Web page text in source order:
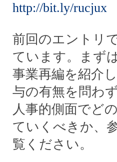
http://bit.ly/rucjux
前回のエントリ
ています。まず
事業再編を紹介
与の有無を問わ
人事的側面でど
ていくべきか、
覧ください。